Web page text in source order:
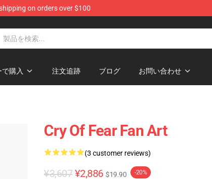
on orders over $100
購入 注文追跡 ブログ お問い合わせ
Cry Of Fear Fan Art
(3 customer reviews)
¥3,607 ¥2,886 $19.90 -20%